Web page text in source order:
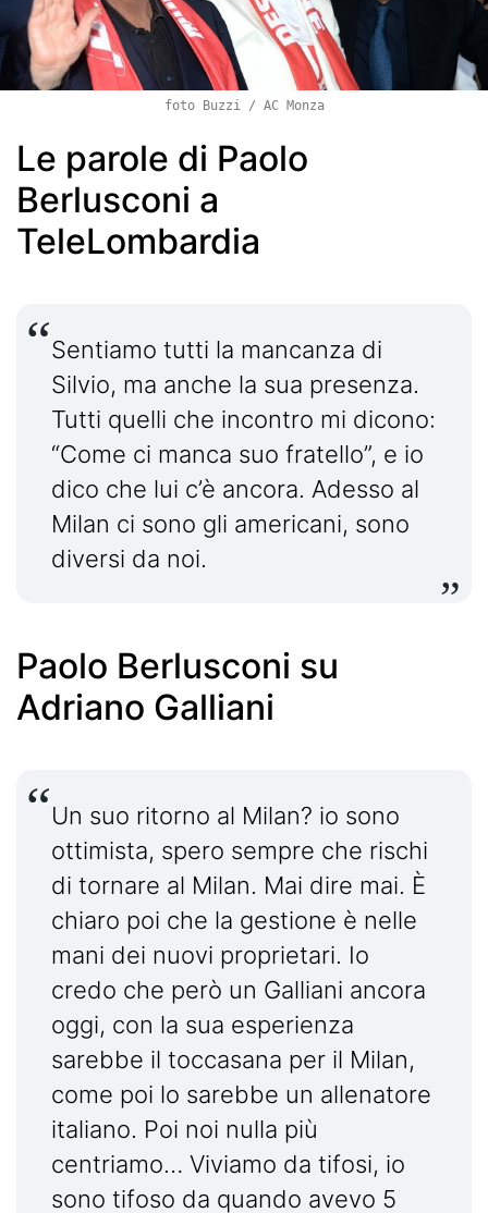
foto Buzzi / AC Monza
Le parole di Paolo
Berlusconi a
TeleLombardia
Sentiamo tutti la mancanza di
Silvio, ma anche la sua presenza.
Tutti quelli che incontro mi dicono:
“Come ci manca suo fratello”, e io
dico che lui c’è ancora. Adesso al
Milan ci sono gli americani, sono
diversi da noi.
Paolo Berlusconi su
Adriano Galliani
Un suo ritorno al Milan? io sono
ottimista, spero sempre che rischi
di tornare al Milan. Mai dire mai. È
chiaro poi che la gestione è nelle
mani dei nuovi proprietari. Io
credo che però un Galliani ancora
oggi, con la sua esperienza
sarebbe il toccasana per il Milan,
come poi lo sarebbe un allenatore
italiano. Poi noi nulla più
centriamo… Viviamo da tifosi, io
sono tifoso da quando avevo 5